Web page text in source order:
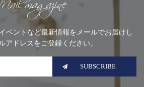
ベントなど最新情報をメールでお届けし
アドレスをご登録ください。
SUBSCRIBE